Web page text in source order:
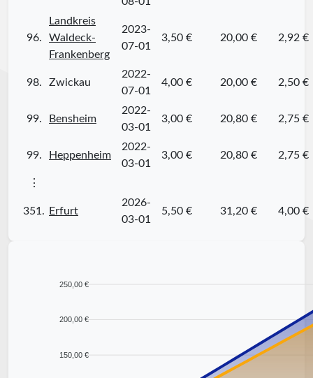
96.
Landkreis
Waldeck-
Frankenberg
2023-
07-01
3,50 € 20,00 € 2,92 €
98. Zwickau
2022-
07-01
4,00 € 20,00 € 2,50 €
99. Bensheim
2022-
03-01
3,00 € 20,80 € 2,75 €
99. Heppenheim
2022-
03-01
3,00 € 20,80 € 2,75 €
⋮
351. Erfurt
2026-
03-01
5,50 € 31,20 € 4,00 €
250,00 €
200,00 €
150,00 €